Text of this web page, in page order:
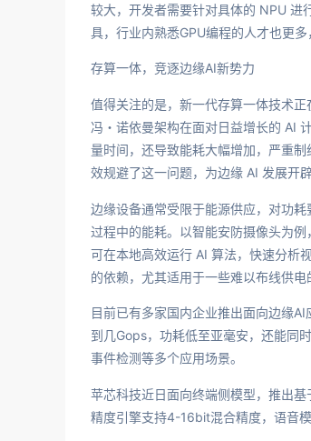
较大，开发者需要针对具体的 NPU 进
具，行业内熟悉GPU编程的人才也更
存算一体，竞逐边缘AI新势力
值得关注的是，新一代存算一体技术
冯・诺依曼架构在面对日益增长的 AI
量时间，还导致能耗大幅增加，严重
效规避了这一问题，为边缘 AI 发展开辟
边缘设备通常受限于能源供应，对功
过程中的能耗。以智能安防摄像头为
可在本地高效运行 AI 算法，快速分析
的依赖，尤其适用于一些难以布线供电
目前已有多家国内企业推出面向边缘
到几Gops，功耗低至亚毫安，还能同
事件检测等多个应用场景。
苹芯科技近日面向终端侧模型，推出
精度引擎支持4-16bit混合精度，语音